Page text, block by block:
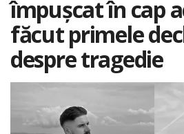
împușcat în cap
făcut primele
despre tragedie